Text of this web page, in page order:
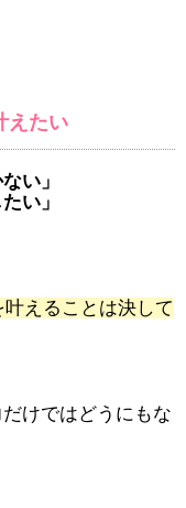
えたい
い」
い」
えることは決して
けではどうにもな